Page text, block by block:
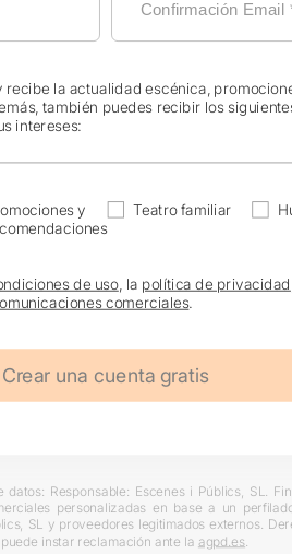
y recibe la actualidad escénica,
también puedes recibir los
intereses:
y
Teatro familiar
de uso, la política de privacidad
comerciales.
Responsable: Escenes i Públics, SL.
personalizadas en base a un
SL y proveedores legitimados externos.
puede instar reclamación ante la agpd.es